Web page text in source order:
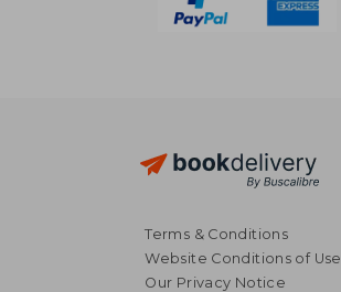
Terms & Conditions
Website Conditions of Use
Our Privacy Notice